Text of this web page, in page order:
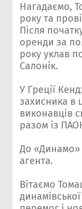
Нагадаємо,
року та
Після
оренди за
року уклав
Салонік.
У Греції
захисника в
виконавців
разом із
До «Динамо»
агента.
Вітаємо